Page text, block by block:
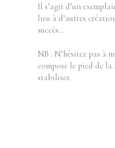
Il s’agit d’un
lieu à d’autres
succès…
NB : N’hésitez pas à
compose le pied de
stabiliser.